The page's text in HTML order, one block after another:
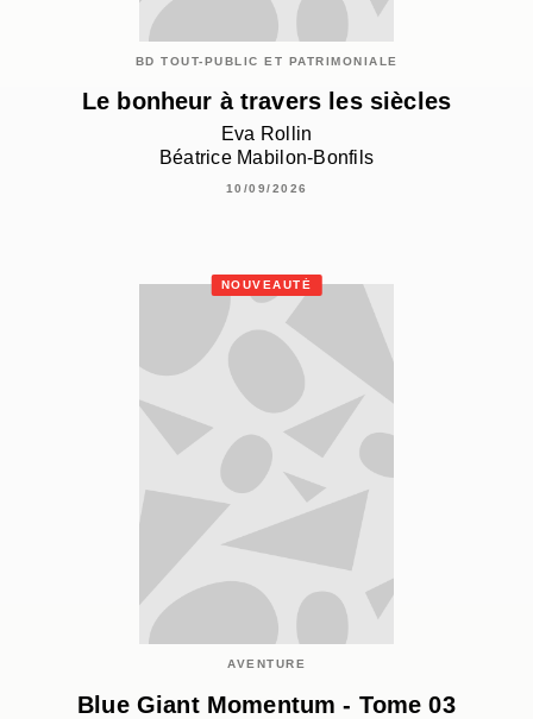
BD TOUT-PUBLIC ET PATRIMONIALE
Le bonheur à travers les siècles
Eva Rollin
Béatrice Mabilon-Bonfils
10/09/2026
NOUVEAUTÉ
AVENTURE
Blue Giant Momentum - Tome 03